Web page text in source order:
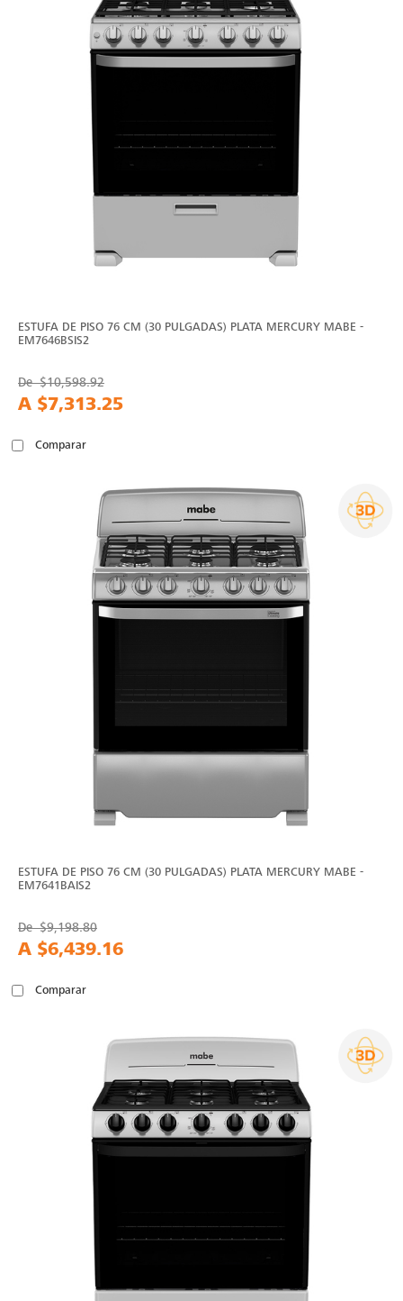
ESTUFA DE PISO 76 CM (30 PULGADAS) PLATA MERCURY MABE -
EM7646BSIS2
De$10,598.92
A $7,313.25
Comparar
ESTUFA DE PISO 76 CM (30 PULGADAS) PLATA MERCURY MABE -
EM7641BAIS2
De$9,198.80
A $6,439.16
Comparar